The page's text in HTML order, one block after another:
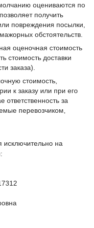
оцениваются по
получить
повреждения посылки,
обстоятельств.
оценочная стоимость
стоимость доставки
заказа).
стоимость,
к заказу или при его
ответственность за
перевозчиком,
исключительно на